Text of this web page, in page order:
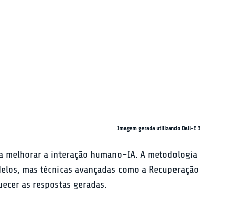
Imagem gerada utilizando Dall-E 3
melhorar a interação humano-IA. A metodologia
mas técnicas avançadas como a Recuperação
as respostas geradas.